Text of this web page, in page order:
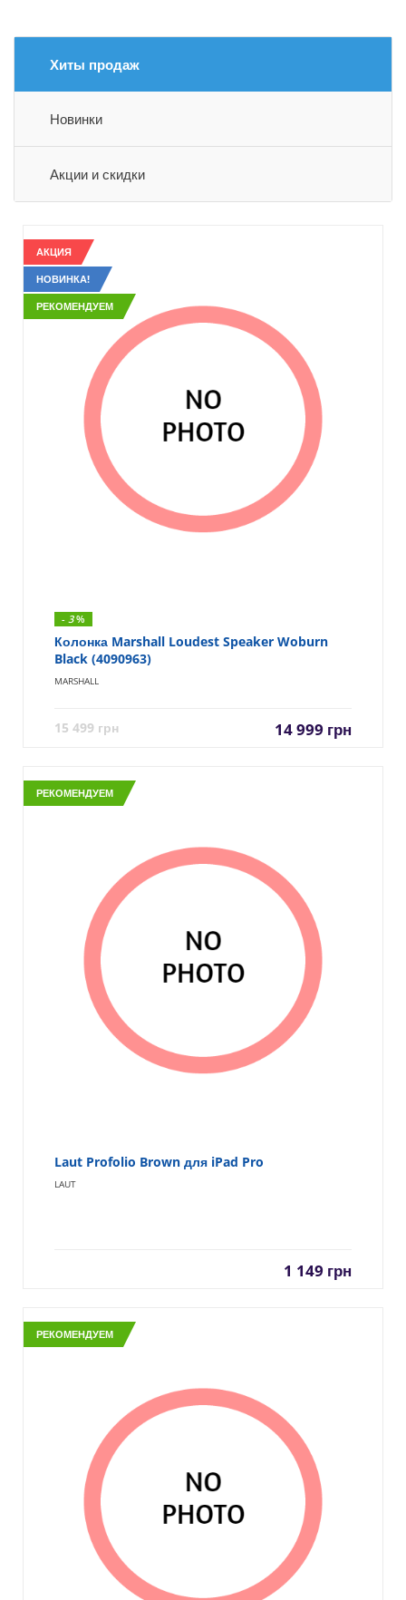
Хиты продаж
Новинки
Акции и скидки
АКЦИЯ
НОВИНКА!
РЕКОМЕНДУЕМ
- 3%
Колонка Marshall Loudest Speaker Woburn
Black (4090963)
MARSHALL
15 499 грн 14 999 грн
РЕКОМЕНДУЕМ
Laut Profolio Brown для iPad Pro
LAUT
1 149 грн
РЕКОМЕНДУЕМ